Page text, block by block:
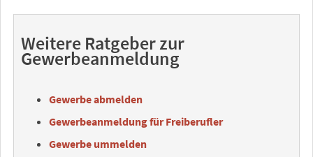
Weitere Ratgeber zur
Gewerbeanmeldung
Gewerbe abmelden
Gewerbeanmeldung für Freiberufler
Gewerbe ummelden